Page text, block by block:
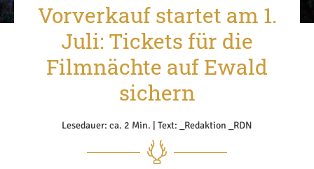
Vorverkauf startet am 1.
Juli: Tickets für die
Filmnächte auf Ewald
sichern
Lesedauer: ca. 2 Min. | Text: _Redaktion _RDN